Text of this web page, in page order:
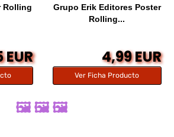
Rolling
EUR
Grupo Erik Editores Poster
Rolling...
4,99 EUR
Ver Ficha Producto
🖼️ 🖼️ 🖼️